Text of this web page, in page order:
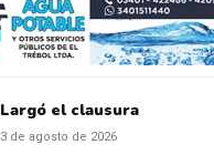
Largó el clausura
3 de agosto de 2026